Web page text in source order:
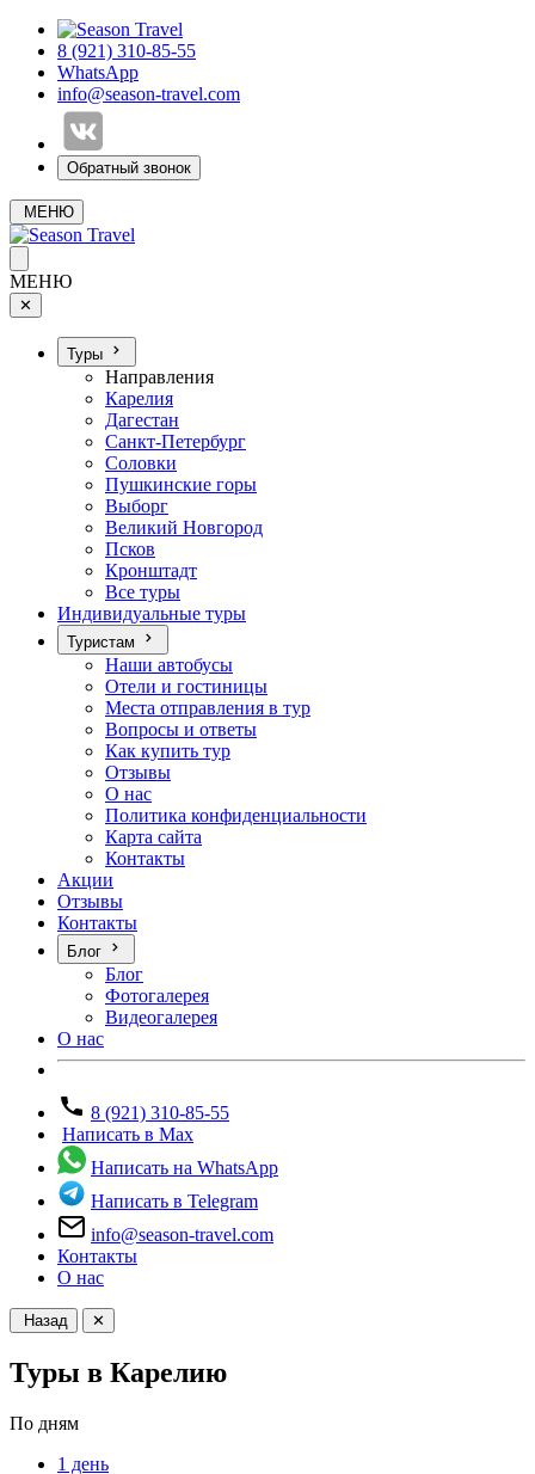
8 (921) 310-85-55
WhatsApp
info@season-travel.com
Обратный звонок
МЕНЮ
МЕНЮ
✕
Туры
Направления
Карелия
Дагестан
Санкт-Петербург
Соловки
Пушкинские горы
Выборг
Великий Новгород
Псков
Кронштадт
Все туры
Индивидуальные туры
Туристам
Наши автобусы
Отели и гостиницы
Места отправления в тур
Вопросы и ответы
Как купить тур
Отзывы
О нас
Политика конфиденциальности
Карта сайта
Контакты
Акции
Отзывы
Контакты
Блог
Блог
Фотогалерея
Видеогалерея
О нас
8 (921) 310-85-55
Написать в Max
Написать на WhatsApp
Написать в Telegram
info@season-travel.com
Контакты
О нас
Назад ✕
Туры в Карелию
По дням
1 день